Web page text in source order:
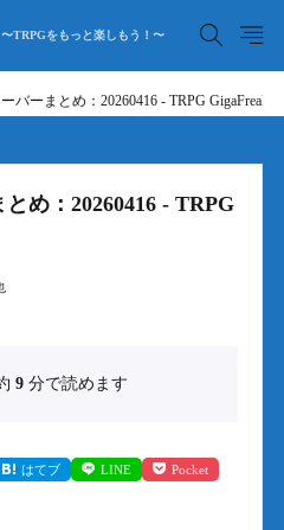
〜TRPGをもっと楽しもう！〜
バーまとめ：20260416 - TRPG GigaFreaks
め：20260416 - TRPG
9分で読めます
はてブ LINE Pocket